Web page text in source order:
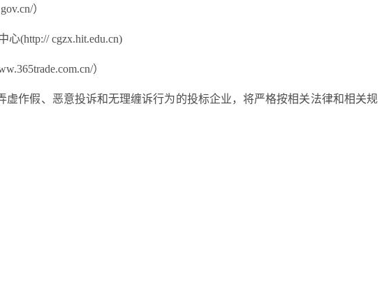
）
心(http:// cgzx.hit.edu.cn)
）
虚作假、恶意投诉和无理缠诉行为的投标企业，将严格按相关法律和相关规